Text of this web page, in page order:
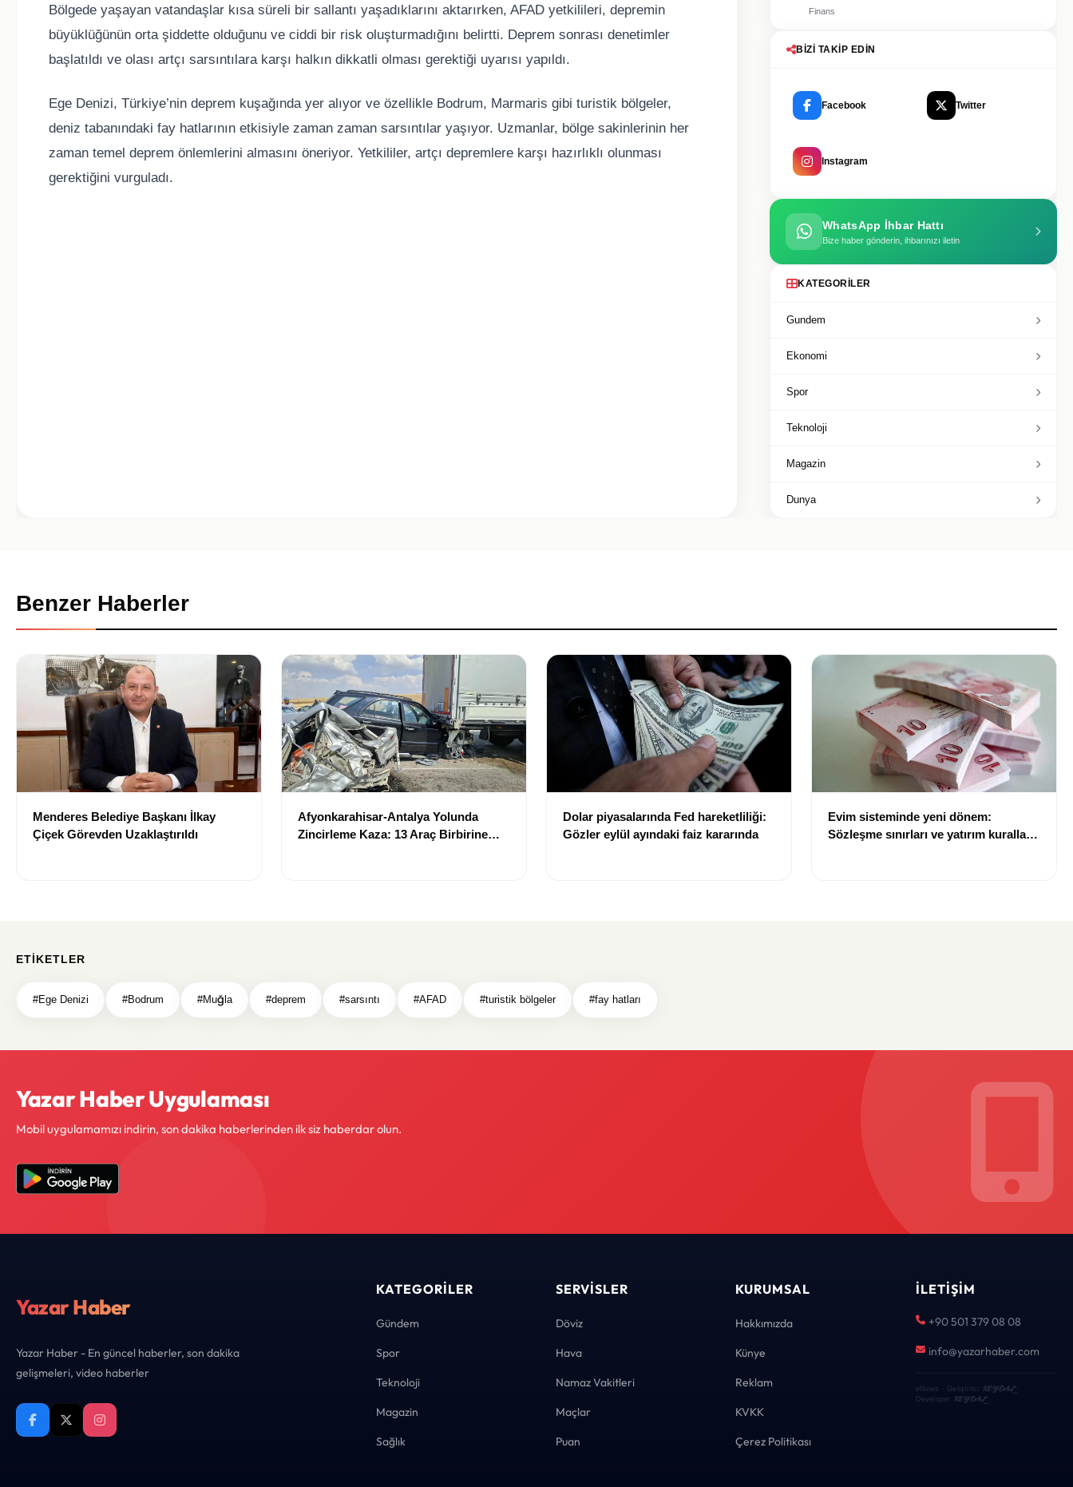
Bölgede yaşayan vatandaşlar kısa süreli bir sallantı yaşadıklarını aktarırken, AFAD yetkilileri, depremin
büyüklüğünün orta şiddette olduğunu ve ciddi bir risk oluşturmadığını belirtti. Deprem sonrası denetimler
başlatıldı ve olası artçı sarsıntılara karşı halkın dikkatli olması gerektiği uyarısı yapıldı.
Ege Denizi, Türkiye’nin deprem kuşağında yer alıyor ve özellikle Bodrum, Marmaris gibi turistik bölgeler,
deniz tabanındaki fay hatlarının etkisiyle zaman zaman sarsıntılar yaşıyor. Uzmanlar, bölge sakinlerinin her
zaman temel deprem önlemlerini almasını öneriyor. Yetkililer, artçı depremlere karşı hazırlıklı olunması
gerektiğini vurguladı.
Finans
BIZI TAKIP EDIN
Facebook Twitter
Instagram
WhatsApp İhbar Hattı
Bize haber gönderin, ihbarınızı iletin
KATEGORILER
Gundem
Ekonomi
Spor
Teknoloji
Magazin
Dunya
Benzer Haberler
Menderes Belediye Başkanı İlkay
Çiçek Görevden Uzaklaştırıldı
Afyonkarahisar-Antalya Yolunda
Zincirleme Kaza: 13 Araç Birbirine
Dolar piyasalarında Fed hareketliliği:
Gözler eylül ayındaki faiz kararında
Evim sisteminde yeni dönem:
Sözleşme sınırları ve yatırım kuralları
ETIKETLER
#Ege Denizi #Bodrum #Muğla #deprem #sarsıntı #AFAD #turistik bölgeler #fay hatları
Yazar Haber Uygulaması
Mobil uygulamamızı indirin, son dakika haberlerinden ilk siz haberdar olun.
Yazar Haber
Yazar Haber - En güncel haberler, son dakika
gelişmeleri, video haberler
KATEGORILER
Gündem
Spor
Teknoloji
Magazin
Sağlık
SERVISLER
Döviz
Hava
Namaz Vakitleri
Maçlar
Puan
KURUMSAL
Hakkımızda
Künye
Reklam
KVKK
Çerez Politikası
İLETIŞIM
+90 501 379 08 08
info@yazarhaber.com
eNews · Geliştirici KEYDAL·
Developer KEYDAL